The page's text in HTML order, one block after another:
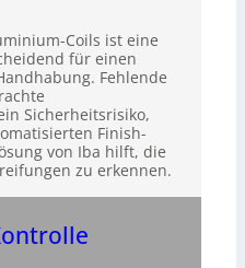
Coils ist eine
für einen
Fehlende
Sicherheitsrisiko,
Finish-
von Iba hilft, die
zu erkennen.